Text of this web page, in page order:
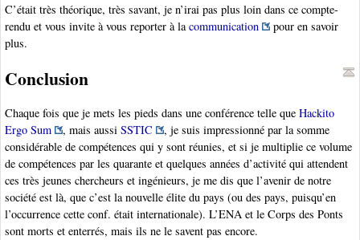
C’était très théorique, très savant, je n’irai pas plus loin dans ce compte-
rendu et vous invite à vous reporter à la communication
pour en savoir
plus.
Conclusion
Chaque fois que je mets les pieds dans une conférence telle que Hackito
Ergo Sum
, mais aussi SSTIC
, je suis impressionné par la somme
considérable de compétences qui y sont réunies, et si je multiplie ce volume
de compétences par les quarante et quelques années d’activité qui attendent
ces très jeunes chercheurs et ingénieurs, je me dis que l’avenir de notre
société est là, que c’est la nouvelle élite du pays (ou des pays, puisqu’en
l’occurrence cette conf. était internationale). L’ENA et le Corps des Ponts
sont morts et enterrés, mais ils ne le savent pas encore.